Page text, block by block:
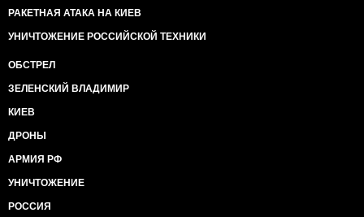
РАКЕТНАЯ АТАКА НА КИЕВ
УНИЧТОЖЕНИЕ РОССИЙСКОЙ ТЕХНИКИ
ОБСТРЕЛ
ЗЕЛЕНСКИЙ ВЛАДИМИР
КИЕВ
ДРОНЫ
АРМИЯ РФ
УНИЧТОЖЕНИЕ
РОССИЯ